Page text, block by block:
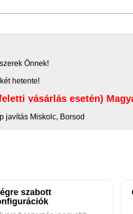
Önnek!
hetente!
vásárlás esetén)
javítás Miskolc, Borsod
szabott